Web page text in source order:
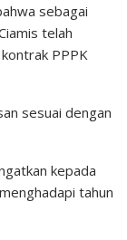
sebagai
telah
PPPK
sesuai dengan
kepada
tahun